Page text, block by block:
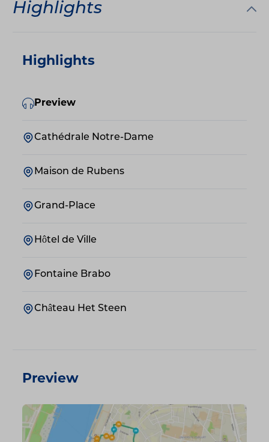
Highlights
Highlights
Preview
Cathédrale Notre-Dame
Maison de Rubens
Grand-Place
Hôtel de Ville
Fontaine Brabo
Château Het Steen
Preview